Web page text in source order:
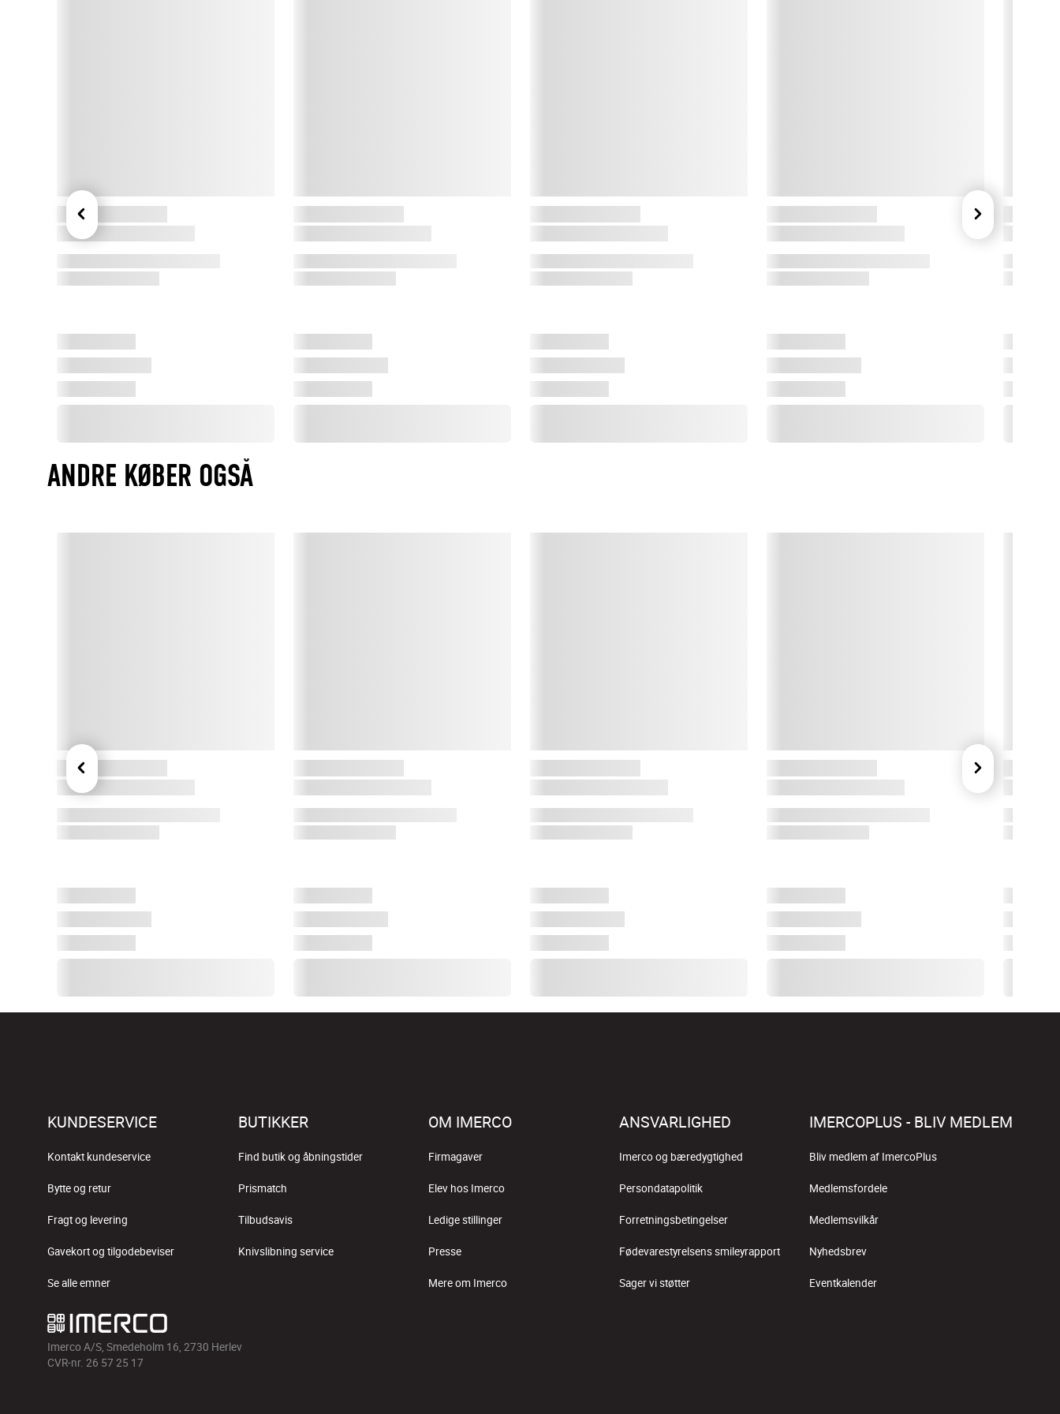
ANDRE KØBER OGSÅ
KUNDESERVICE
Kontakt kundeservice
Bytte og retur
Fragt og levering
Gavekort og tilgodebeviser
Se alle emner
BUTIKKER
Find butik og åbningstider
Prismatch
Tilbudsavis
Knivslibning service
OM IMERCO
Firmagaver
Elev hos Imerco
Ledige stillinger
Presse
Mere om Imerco
ANSVARLIGHED
Imerco og bæredygtighed
Persondatapolitik
Forretningsbetingelser
Fødevarestyrelsens smileyrapport
Sager vi støtter
IMERCOPLUS - BLIV MEDLEM
Bliv medlem af ImercoPlus
Medlemsfordele
Medlemsvilkår
Nyhedsbrev
Eventkalender
Imerco A/S, Smedeholm 16, 2730 Herlev
CVR-nr. 26 57 25 17